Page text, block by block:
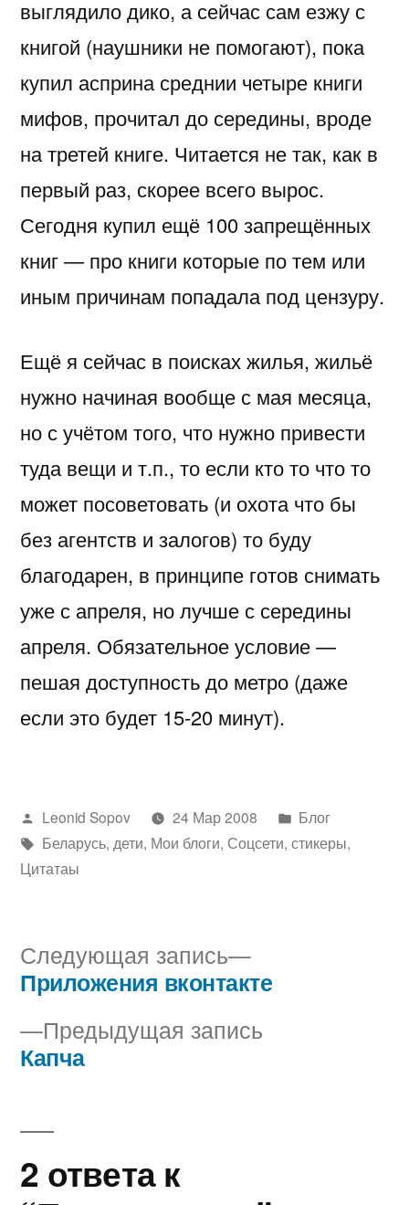
выглядило дико, а сейчас сам езжу с
книгой (наушники не помогают), пока
купил асприна среднии четыре книги
мифов, прочитал до середины, вроде
на третей книге. Читается не так, как в
первый раз, скорее всего вырос.
Сегодня купил ещё 100 запрещённых
книг — про книги которые по тем или
иным причинам попадала под цензуру.
Ещё я сейчас в поисках жилья, жильё
нужно начиная вообще с мая месяца,
но с учётом того, что нужно привести
туда вещи и т.п., то если кто то что то
может посоветовать (и охота что бы
без агентств и залогов) то буду
благодарен, в принципе готов снимать
уже с апреля, но лучше с середины
апреля. Обязательное условие —
пешая доступность до метро (даже
если это будет 15-20 минут).
Написано
автором
Leonid Sopov 24 Мар 2008
Написано
в
Блог
Метки:
Беларусь, дети, Мои блоги, Соцсети, стикеры,
Цитатаы
Навигация
по
записям
Предыдущая запись
Капча
Следующая запись
Следующая
запись:
Приложения вконтакте
2 ответа к